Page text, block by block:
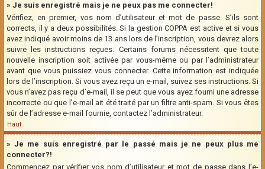
» Je suis enregistré mais je ne peux pas me connecter!
Vérifiez, en premier, vos nom d’utilisateur et mot de passe. S’ils sont
corrects, il y a deux possibilités. Si la gestion COPPA est active et si vous
avez indiqué avoir moins de 13 ans lors de l’inscription, vous devrez alors
suivre les instructions reçues. Certains forums nécessitent que toute
nouvelle inscription soit activée par vous-même ou par l’administrateur
avant que vous puissiez vous connecter. Cette information est indiquée
lors de l’inscription. Si vous avez reçu un e-mail, suivez ses instructions. Si
vous n’avez pas reçu d’e-mail, il se peut que vous ayez fourni une adresse
incorrecte ou que l’e-mail ait été traité par un filtre anti-spam. Si vous êtes
sûr de l’adresse e-mail fournie, contactez l’administrateur.
Haut
» Je me suis enregistré par le passé mais je ne peux plus me
connecter?!
Commencez par vérifier vos nom d’utilisateur et mot de passe dans l’e-